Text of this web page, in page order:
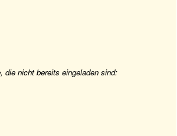
die nicht bereits eingeladen sind: